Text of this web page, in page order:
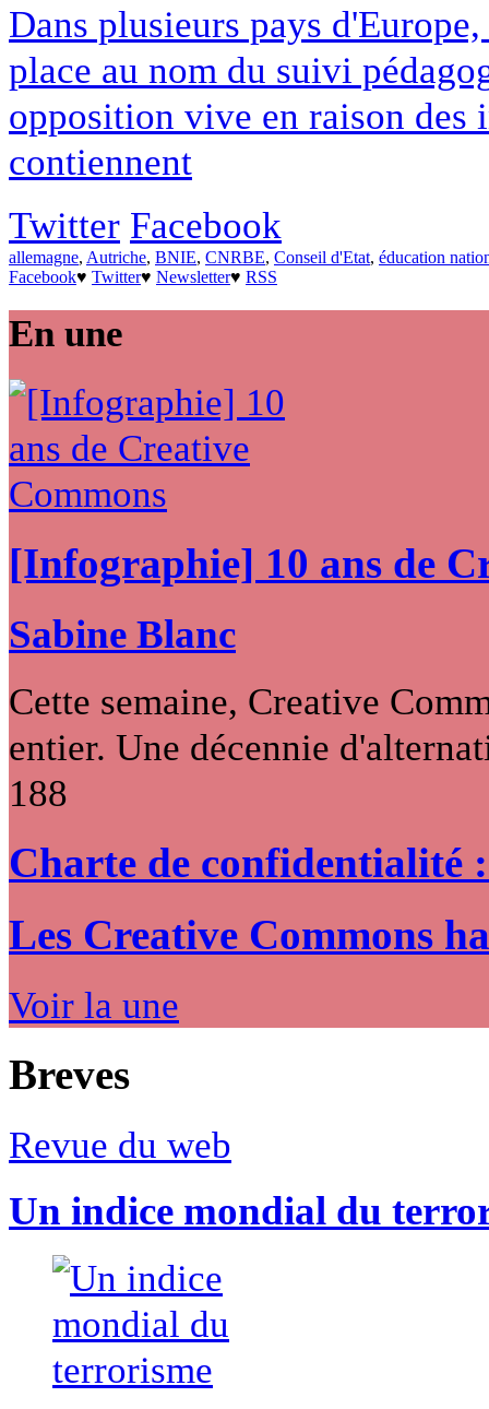
Dans plusieurs pays
place au nom du suivi
opposition vive en raison des
contiennent
Twitter Facebook
allemagne, Autriche, BNIE, CNRBE, Conseil d'Etat, éducation
Facebook♥ Twitter♥ Newsletter♥ RSS
En une
[Infographie] 10 ans de
Sabine Blanc
Cette semaine, Creative
entier. Une décennie
188
Charte de confidentialité
Les Creative Commons
Voir la une
Breves
Revue du web
Un indice mondial du